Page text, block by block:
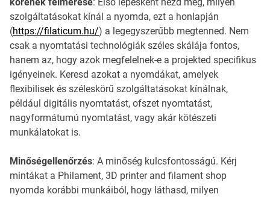
szolgáltatásokat kínál a nyomda, ezt a honlapján
(https://filaticum.hu/) a legegyszerűbb megtenned. Nem
csak a nyomtatási technológiák széles skálája fontos,
hanem az, hogy azok megfelelnek-e a projekted specifikus
igényeinek. Keresd azokat a nyomdákat, amelyek
flexibilisek és széleskörű szolgáltatásokat kínálnak,
például digitális nyomtatást, ofszet nyomtatást,
nagyformátumú nyomtatást, vagy akár kötészeti
munkálatokat is.
Minőségellenőrzés: A minőség kulcsfontosságú. Kérj
mintákat a Philament, 3D printer and filament shop
nyomda korábbi munkáiból, hogy láthasd, milyen